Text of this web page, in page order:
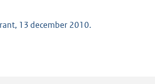
13 december 2010.